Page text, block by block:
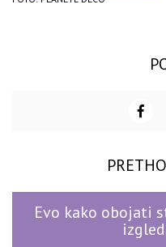
Evo kako obojati